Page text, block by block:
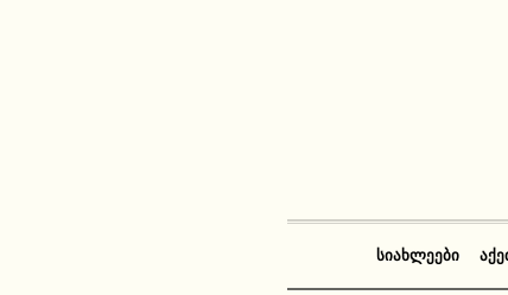
ᲡᲘᲐᲮᲚᲔᲔᲑᲘ